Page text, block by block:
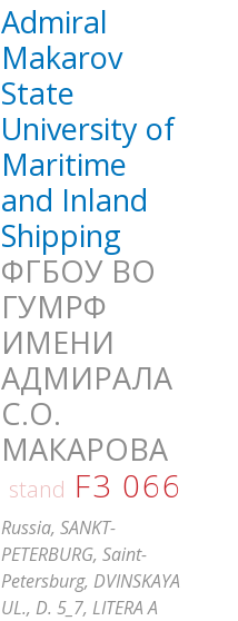
Admiral
Makarov
State
University of
Maritime
and Inland
Shipping
ФГБОУ ВО
ГУМРФ
ИМЕНИ
АДМИРАЛА
С.О.
МАКАРОВА
stand F3 066
Russia, SANKT-
PETERBURG, Saint-
Petersburg, DVINSKAYA
UL., D. 5_7, LITERA A